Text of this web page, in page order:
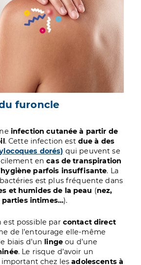
furoncle
infection cutanée à partir de
. Cette infection est due à des
dorés) qui peuvent se
encas de transpiration
parfois insuffisante. La
est plus fréquente dans
et humides de la peau (nez,
parties intimes…).
est possible parcontact direct
de l’entourage elle-même
biais d’un linge ou d’une
. Le risque d’avoir un
chez lesadolescents à